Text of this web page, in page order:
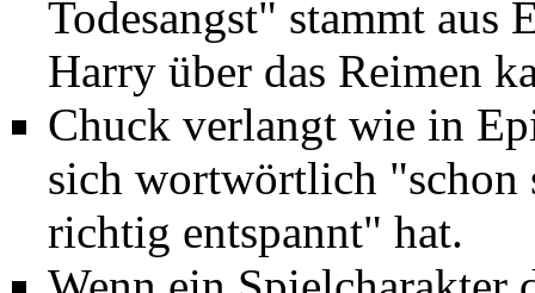
Todesangst" stammt aus
Harry über das Reimen
Chuck verlangt wie in
sich wortwörtlich "schon
richtig entspannt" hat.